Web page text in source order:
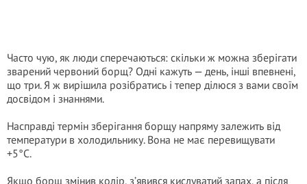
Часто чую, як люди сперечаються: скільки ж можна зберігати
зварений червоний борщ? Одні кажуть — день, інші впевнені,
що три. Я ж вирішила розібратись і тепер ділюся з вами своїм
досвідом і знаннями.
Насправді термін зберігання борщу напряму залежить від
температури в холодильнику. Вона не має перевищувати
+5°C.
Якщо борщ змінив колір, з’явився кислуватий запах, а після